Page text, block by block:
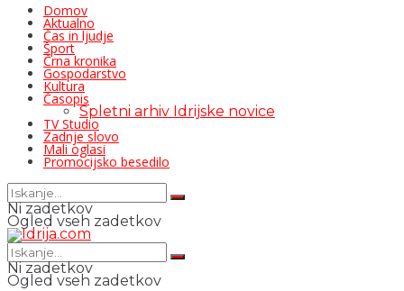
Domov
Aktualno
Čas in ljudje
Šport
Črna kronika
Gospodarstvo
Kultura
Časopis
Spletni arhiv Idrijske novice
TV Studio
Zadnje slovo
Mali oglasi
Promocijsko besedilo
Ni zadetkov
Ogled vseh zadetkov
Ni zadetkov
Ogled vseh zadetkov